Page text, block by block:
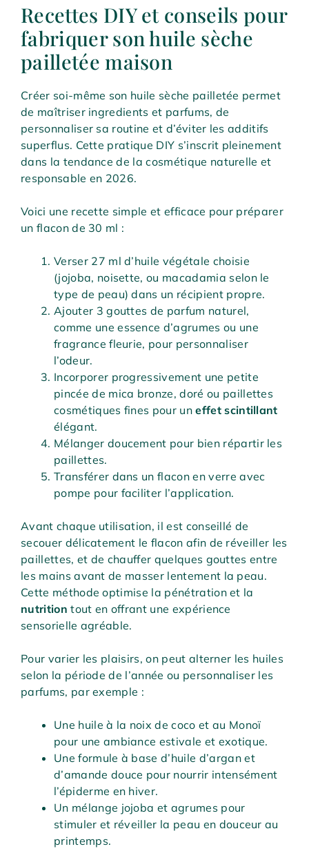
Recettes DIY et conseils pour
fabriquer son huile sèche
pailletée maison
Créer soi-même son huile sèche pailletée permet
de maîtriser ingredients et parfums, de
personnaliser sa routine et d’éviter les additifs
superflus. Cette pratique DIY s’inscrit pleinement
dans la tendance de la cosmétique naturelle et
responsable en 2026.
Voici une recette simple et efficace pour préparer
un flacon de 30 ml :
Verser 27 ml d’huile végétale choisie
(jojoba, noisette, ou macadamia selon le
type de peau) dans un récipient propre.
Ajouter 3 gouttes de parfum naturel,
comme une essence d’agrumes ou une
fragrance fleurie, pour personnaliser
l’odeur.
Incorporer progressivement une petite
pincée de mica bronze, doré ou paillettes
cosmétiques fines pour uneffet scintillant
élégant.
Mélanger doucement pour bien répartir les
paillettes.
Transférer dans un flacon en verre avec
pompe pour faciliter l’application.
Avant chaque utilisation, il est conseillé de
secouer délicatement le flacon afin de réveiller les
paillettes, et de chauffer quelques gouttes entre
les mains avant de masser lentement la peau.
Cette méthode optimise la pénétration et la
nutrition tout en offrant une expérience
sensorielle agréable.
Pour varier les plaisirs, on peut alterner les huiles
selon la période de l’année ou personnaliser les
parfums, par exemple :
Une huile à la noix de coco et au Monoï
pour une ambiance estivale et exotique.
Une formule à base d’huile d’argan et
d’amande douce pour nourrir intensément
l’épiderme en hiver.
Un mélange jojoba et agrumes pour
stimuler et réveiller la peau en douceur au
printemps.